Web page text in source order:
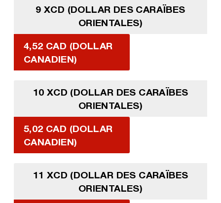
9 XCD (DOLLAR DES CARAÏBES
ORIENTALES)
4,52 CAD (DOLLAR
CANADIEN)
10 XCD (DOLLAR DES CARAÏBES
ORIENTALES)
5,02 CAD (DOLLAR
CANADIEN)
11 XCD (DOLLAR DES CARAÏBES
ORIENTALES)